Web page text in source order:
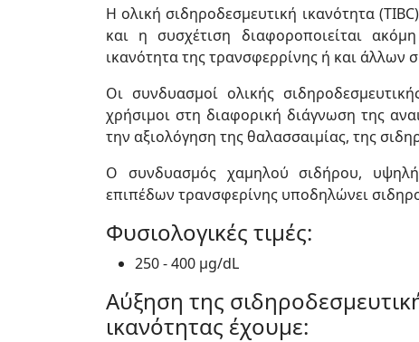
Η ολική σιδηροδεσμευτική ικανότητα
και η συσχέτιση διαφοροποιείται
ικανότητα της τρανσφερρίνης ή και άλλων
Οι συνδυασμοί ολικής
χρήσιμοι στη διαφορική διάγνωση της
την αξιολόγηση της θαλασσαιμίας, της
Ο συνδυασμός χαμηλού σιδήρου,
επιπέδων τρανσφερίνης υποδηλώνει
Φυσιολογικές τιμές:
250 - 400 μg/dL
Αύξηση της
ικανότητας έχουμε: